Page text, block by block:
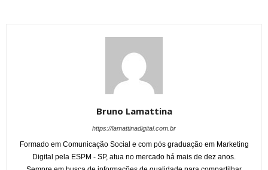
Bruno Lamattina
https://lamattinadigital.com.br
Formado em Comunicação Social e com pós graduação em Marketing
Digital pela ESPM - SP, atua no mercado há mais de dez anos.